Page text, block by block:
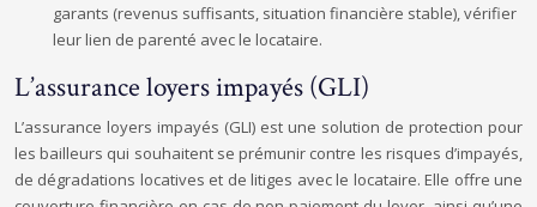
garants (revenus suffisants, situation financière stable), vérifier
leur lien de parenté avec le locataire.
L’assurance loyers impayés (GLI)
L’assurance loyers impayés (GLI) est une solution de protection pour
les bailleurs qui souhaitent se prémunir contre les risques d’impayés,
de dégradations locatives et de litiges avec le locataire. Elle offre une